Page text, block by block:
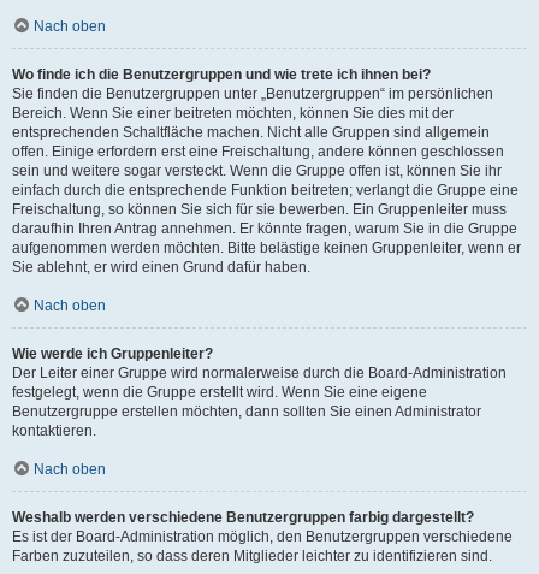
Nach oben
Wo finde ich die Benutzergruppen und wie trete ich ihnen bei?
Sie finden die Benutzergruppen unter „Benutzergruppen“ im persönlichen
Bereich. Wenn Sie einer beitreten möchten, können Sie dies mit der
entsprechenden Schaltfläche machen. Nicht alle Gruppen sind allgemein
offen. Einige erfordern erst eine Freischaltung, andere können geschlossen
sein und weitere sogar versteckt. Wenn die Gruppe offen ist, können Sie ihr
einfach durch die entsprechende Funktion beitreten; verlangt die Gruppe eine
Freischaltung, so können Sie sich für sie bewerben. Ein Gruppenleiter muss
daraufhin Ihren Antrag annehmen. Er könnte fragen, warum Sie in die Gruppe
aufgenommen werden möchten. Bitte belästige keinen Gruppenleiter, wenn er
Sie ablehnt, er wird einen Grund dafür haben.
Nach oben
Wie werde ich Gruppenleiter?
Der Leiter einer Gruppe wird normalerweise durch die Board-Administration
festgelegt, wenn die Gruppe erstellt wird. Wenn Sie eine eigene
Benutzergruppe erstellen möchten, dann sollten Sie einen Administrator
kontaktieren.
Nach oben
Weshalb werden verschiedene Benutzergruppen farbig dargestellt?
Es ist der Board-Administration möglich, den Benutzergruppen verschiedene
Farben zuzuteilen, so dass deren Mitglieder leichter zu identifizieren sind.